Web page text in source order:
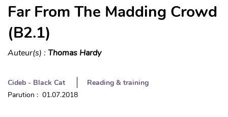
Far From The Madding Crowd
(B2.1)
Auteur(s) : Thomas Hardy
Cideb - Black Cat
Reading & training
Parution : 01.07.2018